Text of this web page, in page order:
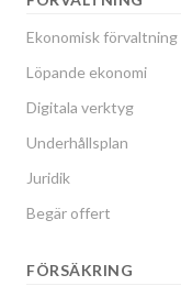
Ekonomisk förvaltning
Löpande ekonomi
Digitala verktyg
Underhållsplan
Juridik
Begär offert
FÖRSÄKRING